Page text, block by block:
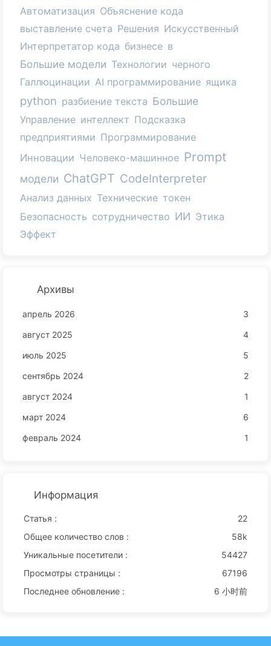
Автоматизация Объяснение кода
выставление счета Решения Искусственный
Интерпретатор кода бизнесе в
Большие модели Технологии черного
Галлюцинации AI программирование ящика
python разбиение текста Большие
Управление интеллект Подсказка
предприятиями Программирование
Инновации Человеко-машинное Prompt
модели ChatGPT CodeInterpreter
Анализ данных Технические токен
Безопасность сотрудничество ИИ Этика
Эффект
Архивы
апрель 2026
3
август 2025
4
июль 2025
5
сентябрь 2024
2
август 2024
1
март 2024
6
февраль 2024
1
Информация
Статья :
22
Общее количество слов :
58k
Уникальные посетители :
54427
Просмотры страницы :
67196
Последнее обновление :
6 小时前